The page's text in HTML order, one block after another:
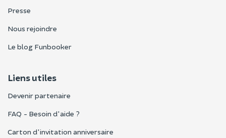
Presse
Nous rejoindre
Le blog Funbooker
Liens utiles
Devenir partenaire
FAQ - Besoin d'aide ?
Carton d'invitation anniversaire